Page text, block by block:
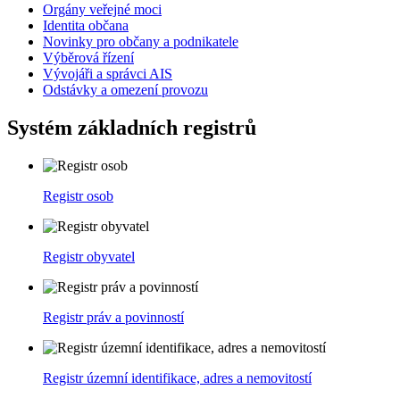
Orgány veřejné moci
Identita občana
Novinky pro občany a podnikatele
Výběrová řízení
Vývojáři a správci AIS
Odstávky a omezení provozu
Systém základních registrů
Registr osob
Registr obyvatel
Registr práv a povinností
Registr územní identifikace, adres a nemovitostí